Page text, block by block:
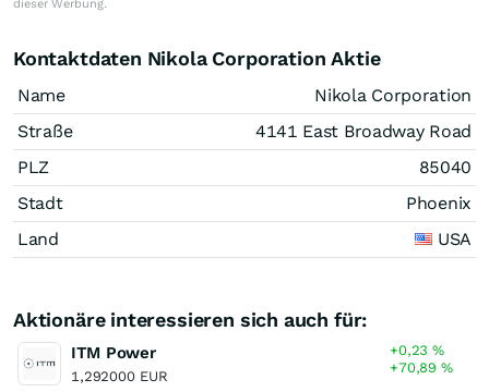
dieser Werbung.
Kontaktdaten Nikola Corporation Aktie
Name
Nikola Corporation
Straße
4141 East Broadway Road
PLZ
85040
Stadt
Phoenix
Land
USA
Aktionäre interessieren sich auch für:
ITM Power
1,292000 EUR
+0,23%
+70,89%